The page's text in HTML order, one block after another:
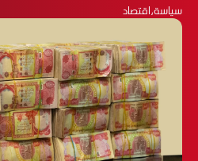
سياسة،اقتصاد